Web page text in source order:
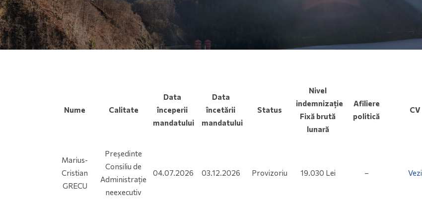
Nume Calitate
Data
începerii
mandatului
Data
încetării
mandatului
Status
Nivel
indemnizație
Fixă brută
lunară
Afiliere
politică
CV
Marius-
Cristian
GRECU
Președinte
Consiliu de
Administrație
neexecutiv
04.07.2026 03.12.2026 Provizoriu 19.030 Lei – Vezi